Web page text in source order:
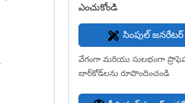
ఎంచుకోండి
సింపుల్ జనరేటర్
వేగంగా మరియు సులభంగా
బార్‌కోడ్‌లను రూపొందించండి